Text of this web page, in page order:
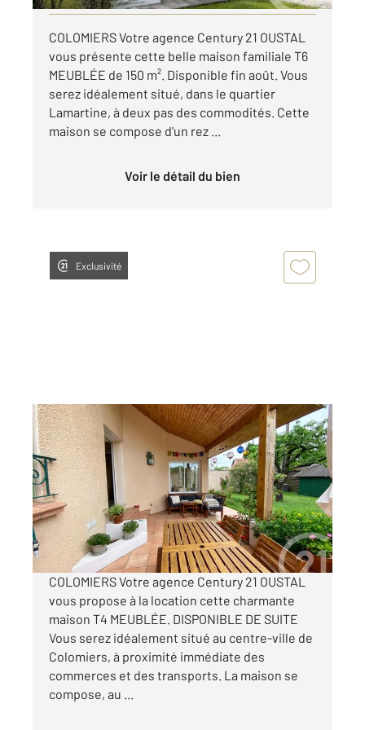
COLOMIERS Votre agence Century 21 OUSTAL
vous présente cette belle maison familiale T6
MEUBLÉE de 150 m². Disponible fin août. Vous
serez idéalement situé, dans le quartier
Lamartine, à deux pas des commodités. Cette
maison se compose d'un rez ...
Voir le détail du bien
Exclusivité
COLOMIERS 31
129,10 m2 , 4 pièces
Ref : 1997
Maison à louer
1 500 €
par mois charges comprises
COLOMIERS Votre agence Century 21 OUSTAL
vous propose à la location cette charmante
maison T4 MEUBLÉE. DISPONIBLE DE SUITE
Vous serez idéalement situé au centre-ville de
Colomiers, à proximité immédiate des
commerces et des transports. La maison se
compose, au ...